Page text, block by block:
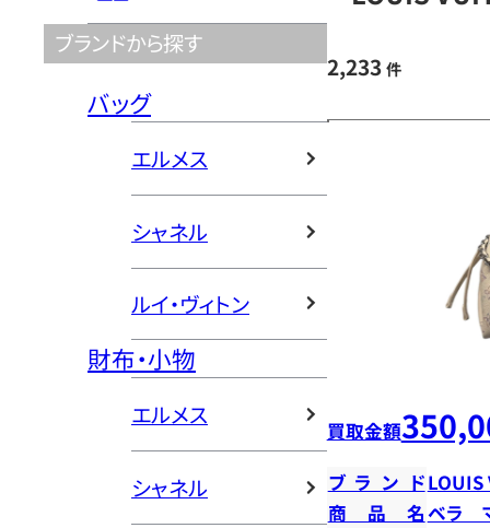
ブランドから探す
バッグ
エルメス
シャネル
ルイ・ヴィトン
財布・小物
エルメス
シャネル
2,233 件
買取金額
ブランドLOUIS
商品名ベラ